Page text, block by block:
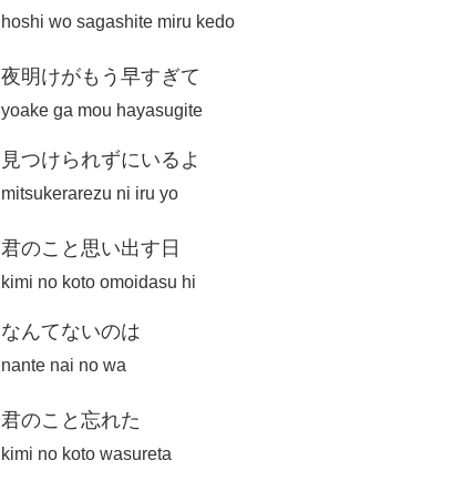
hoshi wo sagashite miru kedo
夜明けがもう早すぎて
yoake ga mou hayasugite
見つけられずにいるよ
mitsukerarezu ni iru yo
君のこと思い出す日
kimi no koto omoidasu hi
なんてないのは
nante nai no wa
君のこと忘れた
kimi no koto wasureta